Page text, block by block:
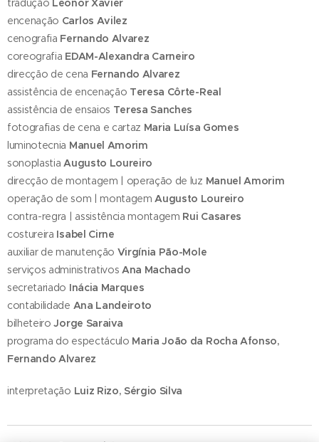
encenação Carlos Avilez
cenografia Fernando Alvarez
coreografia EDAM-Alexandra Carneiro
direcção de cena Fernando Alvarez
assistência de encenação Teresa Côrte-Real
assistência de ensaios Teresa Sanches
fotografias de cena e cartaz Maria Luísa Gomes
luminotecnia Manuel Amorim
sonoplastia Augusto Loureiro
direcção de montagem | operação de luz Manuel Amorim
operação de som | montagem Augusto Loureiro
contra-regra | assistência montagem Rui Casares
costureira Isabel Cirne
auxiliar de manutenção Virgínia Pão-Mole
serviços administrativos Ana Machado
secretariado Inácia Marques
contabilidade Ana Landeiroto
bilheteiroJorge Saraiva
programa do espectáculo Maria João da Rocha Afonso,
Fernando Alvarez
interpretação Luiz Rizo, Sérgio Silva